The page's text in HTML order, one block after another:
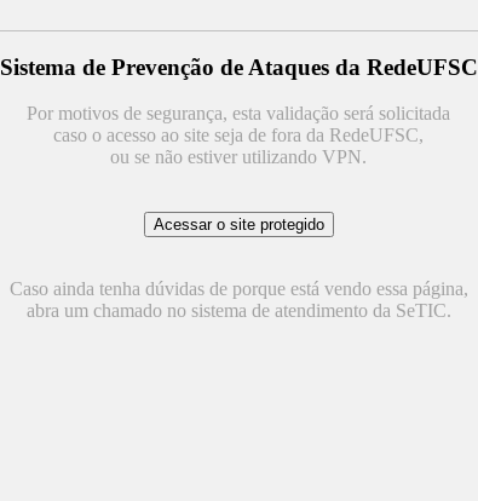
Sistema de Prevenção de Ataques da RedeUFSC
Por motivos de segurança, esta validação será solicitada
caso o acesso ao site seja de fora da RedeUFSC,
ou se não estiver utilizando VPN.
Caso ainda tenha dúvidas de porque está vendo essa página,
abra um chamado no sistema de atendimento da SeTIC.